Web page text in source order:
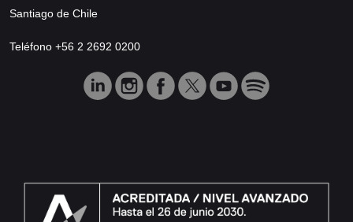
Santiago de Chile
Teléfono +56 2 2692 0200